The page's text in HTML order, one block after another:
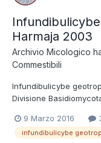
Harmaja 2003
Archivio Micologico
Commestibili
Infundibulicybe
Divisione
San Martino, Cimballo.
Quél. 1872 Etimologia
9 Marzo 2016
infundibulicybe